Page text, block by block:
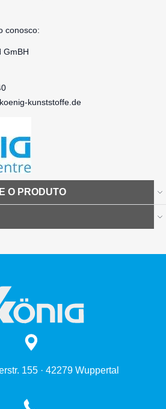
conosco:
GmBH
kunststoffe.de
O PRODUTO
155 · 42279 Wuppertal